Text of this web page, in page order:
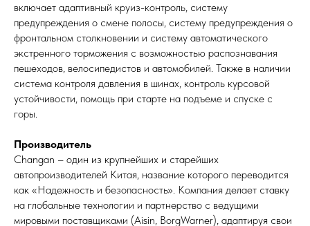
включает адаптивный круиз-контроль, систему
предупреждения о смене полосы, систему предупреждения о
фронтальном столкновении и систему автоматического
экстренного торможения с возможностью распознавания
пешеходов, велосипедистов и автомобилей. Также в наличии
система контроля давления в шинах, контроль курсовой
устойчивости, помощь при старте на подъеме и спуске с
горы.
Производитель
Changan – один из крупнейших и старейших
автопроизводителей Китая, название которого переводится
как «Надежность и безопасность». Компания делает ставку
на глобальные технологии и партнерство с ведущими
мировыми поставщиками (Aisin, BorgWarner), адаптируя свои